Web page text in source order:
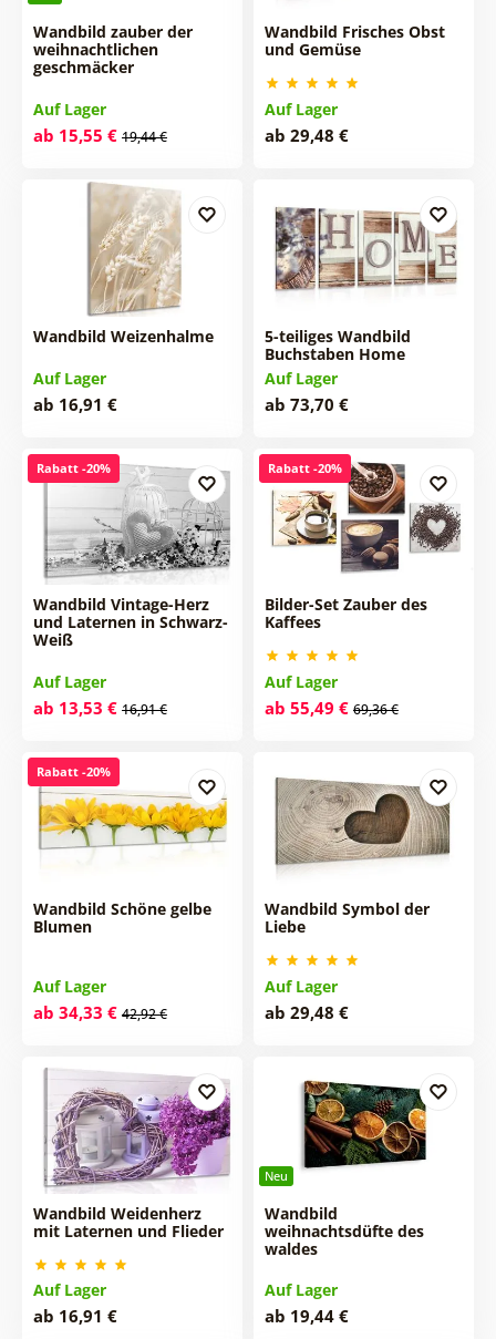
Wandbild zauber der
weihnachtlichen
geschmäcker
Auf Lager
ab 15,55 € 19,44 €
Wandbild Frisches Obst
und Gemüse
Auf Lager
ab 29,48 €
Wandbild Weizenhalme
Auf Lager
ab 16,91 €
5-teiliges Wandbild
Buchstaben Home
Auf Lager
ab 73,70 €
Rabatt -20%
Wandbild Vintage-Herz
und Laternen in Schwarz-
Weiß
Auf Lager
ab 13,53 € 16,91 €
Rabatt -20%
Bilder-Set Zauber des
Kaffees
Auf Lager
ab 55,49 € 69,36 €
Rabatt -20%
Wandbild Schöne gelbe
Blumen
Auf Lager
ab 34,33 € 42,92 €
Wandbild Symbol der
Liebe
Auf Lager
ab 29,48 €
Wandbild Weidenherz
mit Laternen und Flieder
Auf Lager
ab 16,91 €
Neu
Wandbild
weihnachtsdüfte des
waldes
Auf Lager
ab 19,44 €